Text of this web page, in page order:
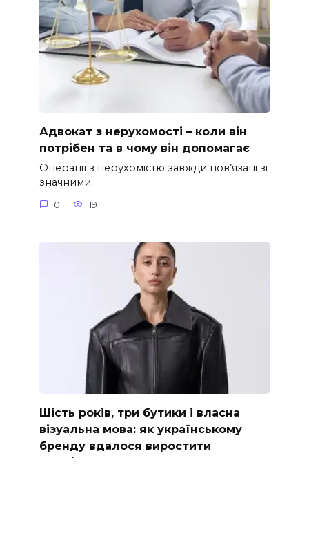
Адвокат з нерухомості – коли він
потрібен та в чому він допомагає
Операції з нерухомістю завжди пов’язані зі
значними
0 19
Шість років, три бутики і власна
візуальна мова: як українському
бренду вдалося виростити
преміумсегмент